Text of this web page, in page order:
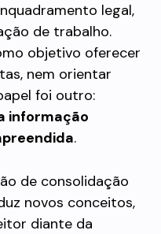
legal,
de trabalho.
objetivo oferecer
nem orientar
foi outro:
informação
.
de consolidação
novos conceitos,
diante da